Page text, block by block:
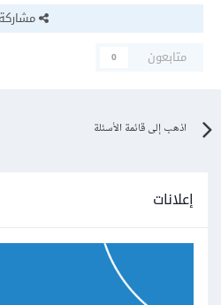
مشاركة
متابعون
0
اذهب إلى قائمة الأسئلة
إعلانات